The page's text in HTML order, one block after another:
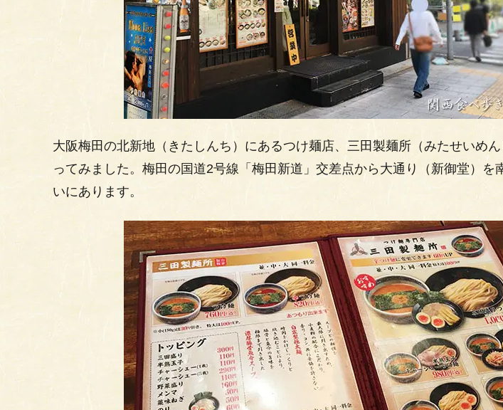
大阪梅田の北新地（きたしんち）にあるつけ麺店、三田製麺所（みたせいめ
ってみました。梅田の国道2号線「梅田新道」交差点から大通り（新御堂）を
いにあります。